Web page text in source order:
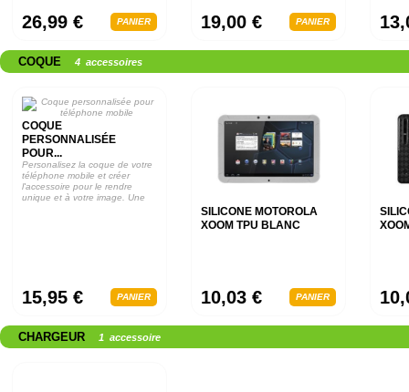
26,99 € PANIER 19,00 € PANIER
COQUE 4 accessoires
COQUE
PERSONNALISÉE
POUR...
Personalisez la coque de votre
téléphone mobile et créer
l'accessoire pour le rendre
unique et à votre image. Une
15,95 € PANIER
SILICONE MOTOROLA
XOOM TPU BLANC
10,03 € PANIER
CHARGEUR 1 accessoire